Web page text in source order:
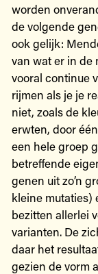
worden
de volgende
ook gelijk:
van wat er in de
vooral continue
rijmen als je je
niet, zoals de
erwten, door
een hele groep
betreffende
genen uit zo’n
kleine mutaties)
bezitten allerlei
varianten. De
daar het
gezien de vorm